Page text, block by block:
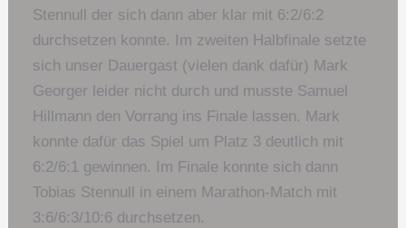
Stennull der sich dann aber klar mit 6:2/6:2
durchsetzen konnte. Im zweiten Halbfinale setzte
sich unser Dauergast (vielen dank dafür) Mark
Georger leider nicht durch und musste Samuel
Hillmann den Vorrang ins Finale lassen. Mark
konnte dafür das Spiel um Platz 3 deutlich mit
6:2/6:1 gewinnen. Im Finale konnte sich dann
Tobias Stennull in einem Marathon-Match mit
3:6/6:3/10:6 durchsetzen.